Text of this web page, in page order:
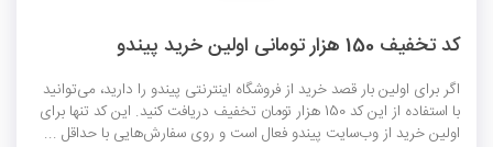
کد تخفیف 150 هزار تومانی اولین خرید پیندو
اگر برای اولین بار قصد خرید از فروشگاه اینترنتی پیندو را دارید، می‌توانید
با استفاده از این کد 150 هزار تومان تخفیف دریافت کنید. این کد تنها برای
اولین خرید از وب‌سایت پیندو فعال است و روی سفارش‌هایی با حداقل ...